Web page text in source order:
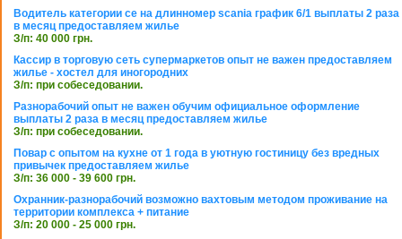
Водитель категории се на длинномер scania график 6/1 выплаты 2 раза
в месяц предоставляем жилье
З/п: 40 000 грн.
Кассир в торговую сеть супермаркетов опыт не важен предоставляем
жилье - хостел для иногородних
З/п: при собеседовании.
Разнорабочий опыт не важен обучим официальное оформление
выплаты 2 раза в месяц предоставляем жилье
З/п: при собеседовании.
Повар с опытом на кухне от 1 года в уютную гостиницу без вредных
привычек предоставляем жилье
З/п: 36 000 - 39 600 грн.
Охранник-разнорабочий возможно вахтовым методом проживание на
территории комплекса + питание
З/п: 20 000 - 25 000 грн.